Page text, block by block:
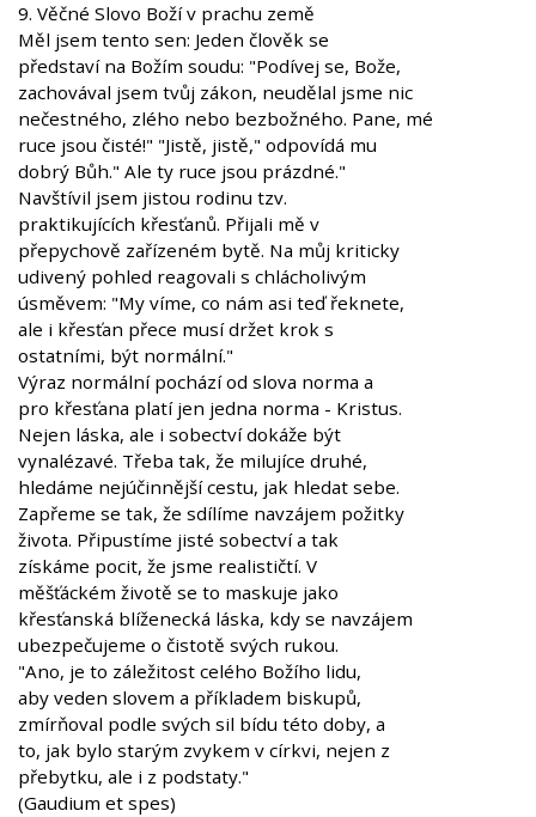
9. Věčné Slovo Boží v prachu země
Měl jsem tento sen: Jeden člověk se
představí na Božím soudu: "Podívej se, Bože,
zachovával jsem tvůj zákon, neudělal jsme nic
nečestného, zlého nebo bezbožného. Pane, mé
ruce jsou čisté!" "Jistě, jistě," odpovídá mu
dobrý Bůh." Ale ty ruce jsou prázdné."
Navštívil jsem jistou rodinu tzv.
praktikujících křesťanů. Přijali mě v
přepychově zařízeném bytě. Na můj kriticky
udivený pohled reagovali s chlácholivým
úsměvem: "My víme, co nám asi teď řeknete,
ale i křesťan přece musí držet krok s
ostatními, být normální."
Výraz normální pochází od slova norma a
pro křesťana platí jen jedna norma - Kristus.
Nejen láska, ale i sobectví dokáže být
vynalézavé. Třeba tak, že milujíce druhé,
hledáme nejúčinnější cestu, jak hledat sebe.
Zapřeme se tak, že sdílíme navzájem požitky
života. Připustíme jisté sobectví a tak
získáme pocit, že jsme realističtí. V
měšťáckém životě se to maskuje jako
křesťanská blíženecká láska, kdy se navzájem
ubezpečujeme o čistotě svých rukou.
"Ano, je to záležitost celého Božího lidu,
aby veden slovem a příkladem biskupů,
zmírňoval podle svých sil bídu této doby, a
to, jak bylo starým zvykem v církvi, nejen z
přebytku, ale i z podstaty."
(Gaudium et spes)